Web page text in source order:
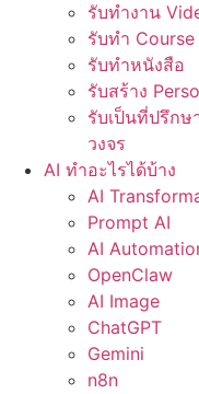
รับทำงาน
รับทำ Course
รับทำหนังสือ
รับสร้าง
รับเป็นที่ปรึก
วงจร
AI ทำอะไรได้บ้าง
AI
Prompt AI
AI
OpenClaw
AI Image
ChatGPT
Gemini
n8n